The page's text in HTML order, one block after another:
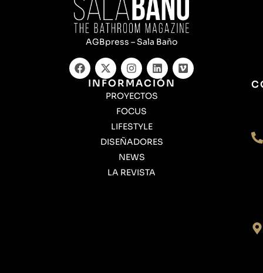
AGBpress – Sala Baño
INFORMACIÓN
PROYECTOS
FOCUS
LIFESTYLE
DISEÑADORES
NEWS
LA REVISTA